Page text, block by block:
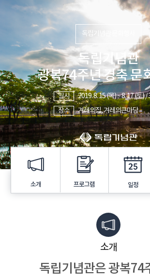
독립기념관 문화행사
독립기념관
광복74주년 경축 문
일시
2019. 8. 15 (목) ~ 8. 17 (토) /
장소
겨레의집, 겨레의큰마당
소개 프로그램 일정
소개
독립기념관은 광복74